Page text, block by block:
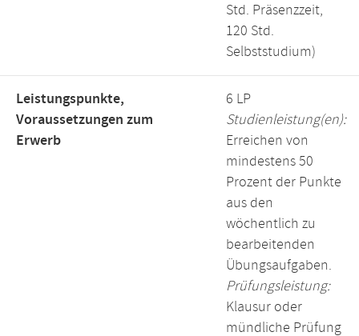
Std. Präsenzzeit,
120 Std.
Selbststudium)
Leistungspunkte,
Voraussetzungen zum
Erwerb
6 LP
Studienleistung(en):
Erreichen von
mindestens 50
Prozent der Punkte
aus den
wöchentlich zu
bearbeitenden
Übungsaufgaben.
Prüfungsleistung:
Klausur oder
mündliche Prüfung